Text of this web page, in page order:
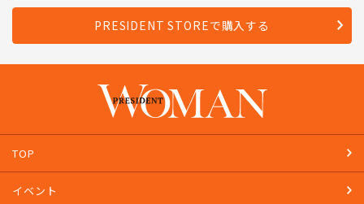
PRESIDENT STOREで購入する
TOP
イベント